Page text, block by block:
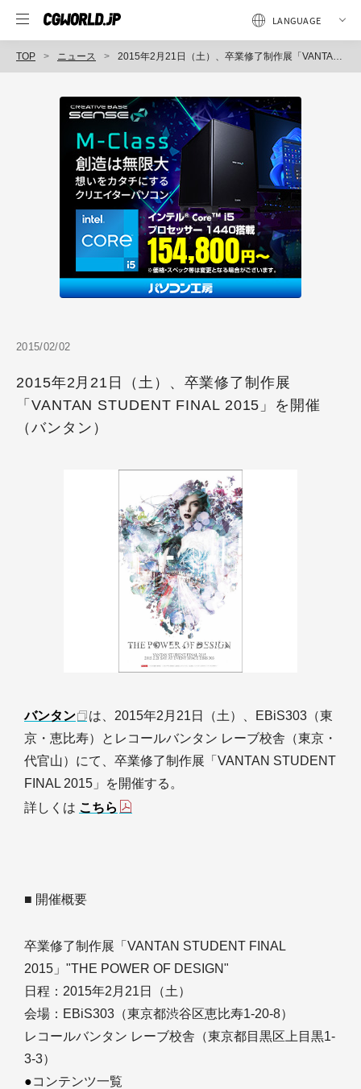
TOP ニュース 2015年2月21日（土）、卒業修了制作展「VANTAN STUDENT FINAL 2015」を開催（バンタン）
2015/02/02
2015年2月21日（土）、卒業修了制作展
「VANTAN STUDENT FINAL 2015」を開催
（バンタン）
バンタン
は、2015年2月21日（土）、EBiS303（東
京・恵比寿）とレコールバンタン レーブ校舎（東京・
代官山）にて、卒業修了制作展「VANTAN STUDENT
FINAL 2015」を開催する。
詳しくは こちら
■ 開催概要
卒業修了制作展「VANTAN STUDENT FINAL
2015」"THE POWER OF DESIGN"
日程：2015年2月21日（土）
会場：EBiS303（東京都渋谷区恵比寿1-20-8）
レコールバンタン レーブ校舎（東京都目黒区上目黒1-
3-3）
●コンテンツ一覧